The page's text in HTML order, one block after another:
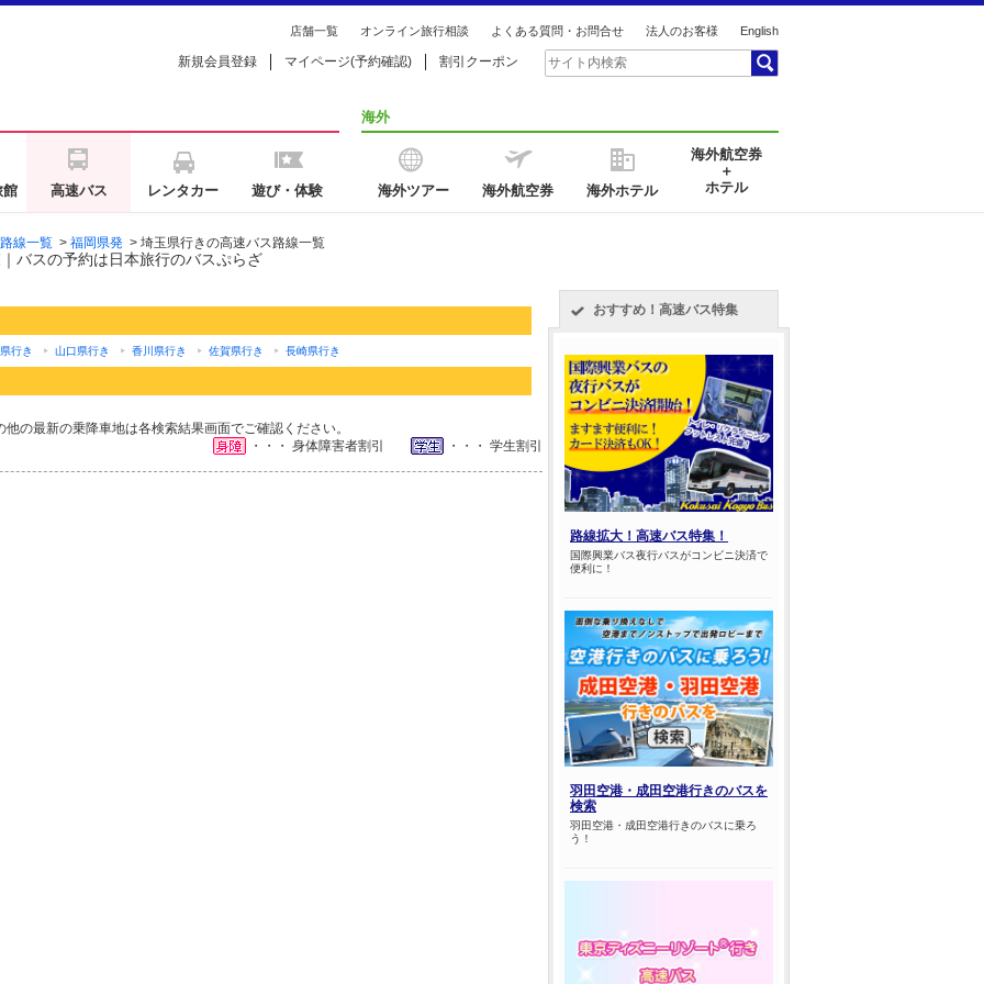
店舗一覧 オンライン旅行相談 よくある質問・お問合せ 法人のお客様 English
新規会員登録 マイページ(予約確認) 割引クーポン
館 高速バス レンタカー 遊び・体験
海外
海外ツアー 海外航空券 海外ホテル
海外航空券
＋
ホテル
線一覧 > 福岡県発 > 埼玉県行きの高速バス路線一覧
バスの予約は日本旅行のバスぷらざ
行き 山口県行き 香川県行き 佐賀県行き 長崎県行き
の最新の乗降車地は各検索結果画面でご確認ください。
・・・ 身体障害者割引
・・・ 学生割引
おすすめ！高速バス特集
路線拡大！高速バス特集！
国際興業バス夜行バスがコンビニ決済で
便利に！
羽田空港・成田空港行きのバスを
検索
羽田空港・成田空港行きのバスに乗ろ
う！